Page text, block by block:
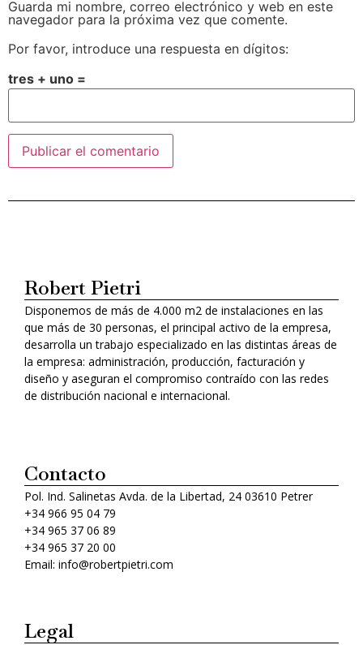
Guarda mi nombre, correo electrónico y web en este
navegador para la próxima vez que comente.
Por favor, introduce una respuesta en dígitos:
tres + uno =
Robert Pietri
Disponemos de más de 4.000 m2 de instalaciones en las
que más de 30 personas, el principal activo de la empresa,
desarrolla un trabajo especializado en las distintas áreas de
la empresa: administración, producción, facturación y
diseño y aseguran el compromiso contraído con las redes
de distribución nacional e internacional.
Contacto
Pol. Ind. Salinetas Avda. de la Libertad, 24 03610 Petrer
+34 966 95 04 79
+34 965 37 06 89
+34 965 37 20 00
Email: info@robertpietri.com
Legal